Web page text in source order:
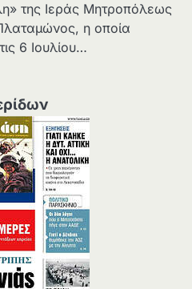
της Ιεράς Μητροπόλεως
η οποία
6 Ιουλίου…